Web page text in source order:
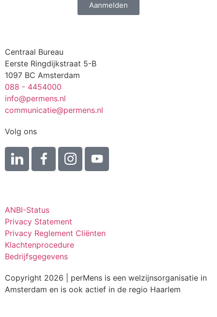
Aanmelden
Centraal Bureau
Eerste Ringdijkstraat 5-B
1097 BC Amsterdam
088 - 4454000
info@permens.nl
communicatie@permens.nl
Volg ons
ANBI-Status
Privacy Statement
Privacy Reglement Cliënten
Klachtenprocedure
Bedrijfsgegevens
Copyright 2026 | perMens is een welzijnsorganisatie in
Amsterdam en is ook actief in de regio Haarlem